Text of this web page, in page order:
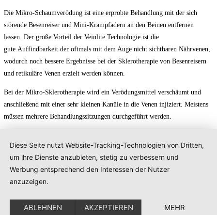
Die Mikro-Schaumverödung ist eine erprobte Behandlung mit der sich
störende Besenreiser und Mini-Krampfadern an den Beinen entfernen
lassen. Der große Vorteil der Veinlite Technologie ist die
gute Auffindbarkeit der oftmals mit dem Auge nicht sichtbaren Nährvenen,
wodurch noch bessere Ergebnisse bei der Sklerotherapie von Besenreisern
und retikuläre Venen erzielt werden können.
Bei der Mikro-Sklerotherapie wird ein Verödungsmittel verschäumt und
anschließend mit einer sehr kleinen Kanüle in die Venen injiziert. Meistens
müssen mehrere Behandlungssitzungen durchgeführt werden.
Diese Seite nutzt Website-Tracking-Technologien von Dritten,
um ihre Dienste anzubieten, stetig zu verbessern und
Werbung entsprechend den Interessen der Nutzer
anzuzeigen.
ABLEHNEN AKZEPTIEREN MEHR